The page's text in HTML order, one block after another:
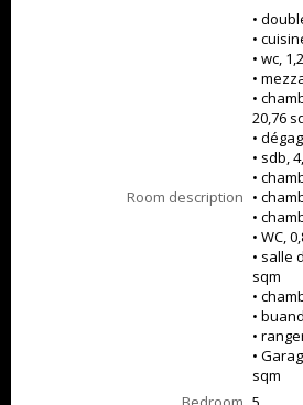
Room description
•
•
• wc,
•
•
20,76
•
• sdb,
•
•
•
• WC,
• salle
sqm
•
•
•
•
sqm